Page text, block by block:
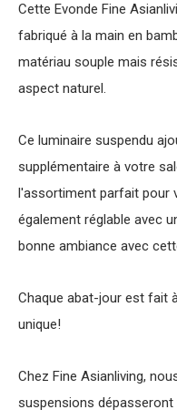
Cette Evonde Fine
fabriqué à la main en
matériau souple mais
aspect naturel.
Ce luminaire suspendu
supplémentaire à votre
l'assortiment parfait pour
également réglable avec
bonne ambiance avec
Chaque abat-jour est fait
unique!
Chez Fine Asianliving,
suspensions